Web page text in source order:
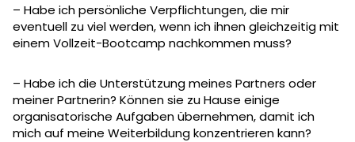
– Habe ich persönliche Verpflichtungen, die mir
eventuell zu viel werden, wenn ich ihnen gleichzeitig mit
einem Vollzeit-Bootcamp nachkommen muss?
– Habe ich die Unterstützung meines Partners oder
meiner Partnerin? Können sie zu Hause einige
organisatorische Aufgaben übernehmen, damit ich
mich auf meine Weiterbildung konzentrieren kann?